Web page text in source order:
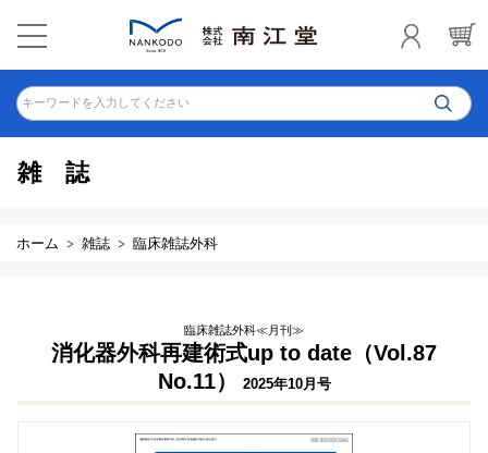
キーワードを入力してください
雑誌
ホーム 雑誌 臨床雑誌外科
臨床雑誌外科≪月刊≫
消化器外科再建術式up to date（Vol.87
No.11）
2025年10月号